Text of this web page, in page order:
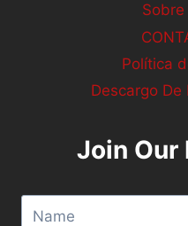
Política
Descargo De
Join